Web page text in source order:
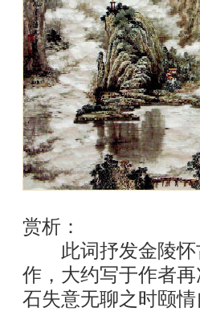
赏析：
此词抒发金陵怀
作，大约写于作者
石失意无聊之时颐情